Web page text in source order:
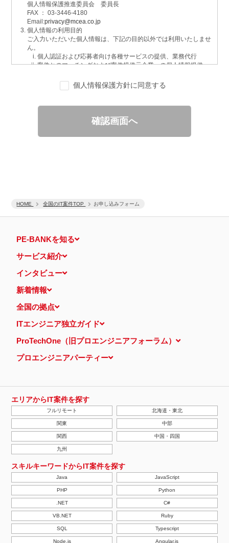
HOME 全国のIT案件TOP お申し込みフォーム
個人情報保護推進委員会 委員長
FAX ： 03-3446-4180
Email:privacy@mcea.co.jp
個人情報の利用目的
ご入力いただいた個人情報は、下記の目的以外では利用いたしませ
ん。
個人認証および応募者向け各種サービスの提供、業務代行
案件とのマッチングおよび案件提供元企業への個人情報提供
サービスに関するご意見、お問い合わせへの回答
ご要望の分析、各種統計データの算出と分析
当社運営のウェブサイト訪問前にクリックされている広告の情
報（クリック日や広告掲載サイトなど）を取得のうえ、情報と
照合して広告効果を測定
個人情報の第三者提供について
的の通知・開示・内容の訂正・追加または削除・利用の停止・消去
認定個人情報保護団体の名称および、苦情の解決の申出先
一般社団法人日本個人情報管理協会（JAPiCO）
相談・苦情受付窓口
ル泉岳寺前
本人が容易に認識できない方法による個人情報の取得
当ウェブサイトでは、広告配信事業者が提供するプログラムを利用
し、特定のサイトにおいて行動ターゲティング広告（サイト閲覧情
報などをもとにユーザーの興味・関心にあわせて広告を配信する広
告手法）を行っております。 その際、ユーザーのサイト訪問履歴
情報を採取するためCookieを使用しています（ただし、個人を特
定・識別できるような情報は一切含まれておりません）。
正、その他個人情報の安全管理のために必要かつ適切な措置を講じ
ます。
当社の個人情報の取扱いに関する苦情、相談等の問合せ先
株式会社ＰＥ－ＢＡＮＫ 個人情報相談窓口
FAX：03-3446-4180
Email：privacy@mcea.co.jp
【2019年10月7日 改訂】
個人情報保護方針に同意する
確認画面へ
PE-BANKを知る
サービス紹介
インタビュー
新着情報
全国の拠点
ITエンジニア独立ガイド
ProTechOne（旧プロエンジニアフォーラム）
プロエンジニアパーティー
エリアからIT案件を探す
フルリモート 北海道・東北
関東 中部
関西 中国・四国
九州
スキルキーワードからIT案件を探す
Java JavaScript
PHP Python
.NET C#
VB.NET Ruby
SQL Typescript
Node.js Angular.js